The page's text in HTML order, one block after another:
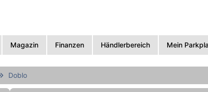
Magazin Finanzen Händlerbereich Mein
Doblo